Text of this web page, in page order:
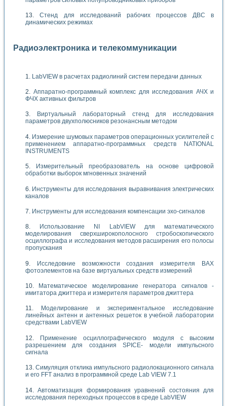
Стенд для исследований рабочих процессов ДВС в
динамических режимах
Радиоэлектроника и телекоммуникации
LabVIEW в расчетах радиолиний систем передачи данных
Аппаратно-программный комплекс для исследования АЧХ и
ФЧХ активных фильтров
Виртуальный лабораторный стенд для исследования
параметров двухполюсников резонансным методом
Измерение шумовых параметров операционных усилителей с
применением аппаратно-программных средств NATIONAL
INSTRUMENTS
Измерительный преобразователь на основе цифровой
обработки выборок мгновенных значений
Инструменты для исследования выравнивания электрических
каналов
Инструменты для исследования компенсации эхо-сигналов
Использование NI LabVIEW для математического
моделирования сверхширокополосного стробоскопического
осциллографа и исследования методов расширения его полосы
пропускания
Исследовние возможности создания измерителя ВАХ
фотоэлементов на базе виртуальных средств измерений
Математическое моделирование генератора сигналов -
имитатора джиттера и измерителя параметров джиттера
Моделирование и экспериментальное исследование
линейных антенн и антенных решеток в учебной лаборатории
средствами LabVIEW
Применение осциллографического модуля с высоким
разрешением для создания SPICE- модели импульсного
сигнала
Симуляция отклика импульсного радиолокационного сигнала
и его FFT анализ в программной среде Lab VIEW 7.1
Автоматизация формирования уравнений состояния для
исследования переходных процессов в среде LabVIEW